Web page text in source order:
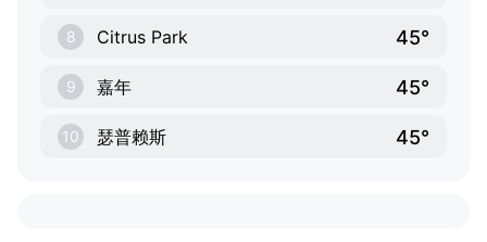
8 Citrus Park 45°
9 嘉年 45°
10 瑟普赖斯 45°